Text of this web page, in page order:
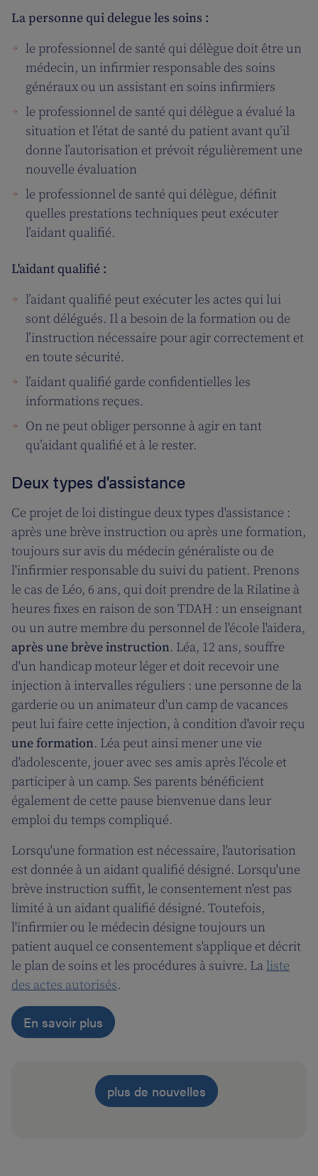
La personne qui delegue les soins :
le professionnel de santé qui délègue doit être un
médecin, un infirmier responsable des soins
généraux ou un assistant en soins infirmiers
le professionnel de santé qui délègue a évalué la
situation et l’état de santé du patient avant qu’il
donne l’autorisation et prévoit régulièrement une
nouvelle évaluation
le professionnel de santé qui délègue, définit
quelles prestations techniques peut exécuter
l’aidant qualifié.
L'aidant qualifié :
l’aidant qualifié peut exécuter les actes qui lui
sont délégués. Il a besoin de la formation ou de
l’instruction nécessaire pour agir correctement et
en toute sécurité.
l’aidant qualifié garde confidentielles les
informations reçues.
On ne peut obliger personne à agir en tant
qu’aidant qualifié et à le rester.
Deux types d'assistance
Ce projet de loi distingue deux types d'assistance :
après une brève instruction ou après une formation,
toujours sur avis du médecin généraliste ou de
l'infirmier responsable du suivi du patient. Prenons
le cas de Léo, 6 ans, qui doit prendre de la Rilatine à
heures fixes en raison de son TDAH : un enseignant
ou un autre membre du personnel de l'école l'aidera,
après une brève instruction. Léa, 12 ans, souffre
d'un handicap moteur léger et doit recevoir une
injection à intervalles réguliers : une personne de la
garderie ou un animateur d'un camp de vacances
peut lui faire cette injection, à condition d'avoir reçu
une formation. Léa peut ainsi mener une vie
d'adolescente, jouer avec ses amis après l'école et
participer à un camp. Ses parents bénéficient
également de cette pause bienvenue dans leur
emploi du temps compliqué.
Lorsqu'une formation est nécessaire, l'autorisation
est donnée à un aidant qualifié désigné. Lorsqu'une
brève instruction suffit, le consentement n'est pas
limité à un aidant qualifié désigné. Toutefois,
l'infirmier ou le médecin désigne toujours un
patient auquel ce consentement s'applique et décrit
le plan de soins et les procédures à suivre. La liste
des actes autorisés.
En savoir plus
plus de nouvelles